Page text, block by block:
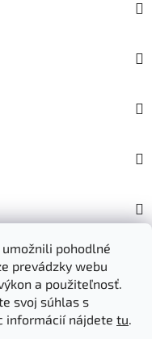
umožnili pohodlné
prevádzky webu
a použiteľnosť.
svoj súhlas s
informácií nájdete tu.
objednávka
osobných údajov
o cookies
Ako nakupovať